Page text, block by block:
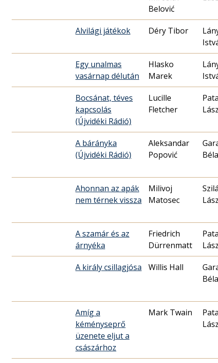
Belović
Alvilági játékok Déry Tibor
Egy unalmas
vasárnap délután
Hlasko
Marek
Bocsánat, téves
kapcsolás
(Újvidéki Rádió)
Lucille
Fletcher
A bárányka
(Újvidéki Rádió)
Aleksandar
Popović
Béla
Ahonnan az apák
nem térnek vissza
Milivoj
Matosec
A szamár és az
árnyéka
Friedrich
Dürrenmatt
A király csillagjósa Willis Hall
Béla
Amíg a
kéményseprő
üzenete eljut a
császárhoz
Mark Twain